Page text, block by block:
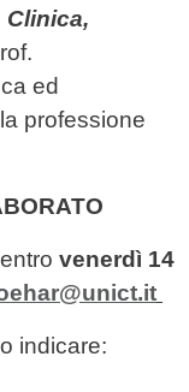
Clinica,
ed
professione
venerdì 14
indicare: